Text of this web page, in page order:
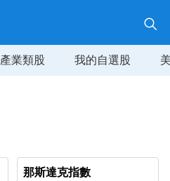
產業類股 我的自選股
那斯達克指數